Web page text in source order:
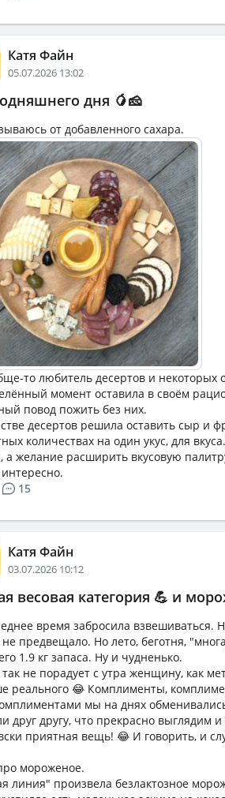
Катя Файн
05.07.2026 13:02
дня 🥭🧀
от добавленного сахара.
то любитель десертов и
момент оставила в своём
повод пожить без них.
десертов решила оставить сыр и
количествах на один укус, для
а желание расширить вкусовую
15
Катя Файн
03.07.2026 10:12
весовая категория 💪 и
время забросила взвешиваться.
предвещало. Но лето, беготня,
1.9 кг запаса. Ну и чудненько.
не порадует с утра женщину, как
реального 😂 Комплименты,
мы на днях
друг другу, что прекрасно выглядим
приятная вещь! 😂 И говорить, и
мороженое.
линия" произвела безлактозное